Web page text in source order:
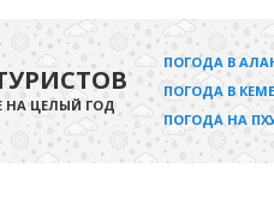
ЦЕЛЫЙ ГОД
ПОГОДА В
ПОГОДА В
ПОГОДА НА